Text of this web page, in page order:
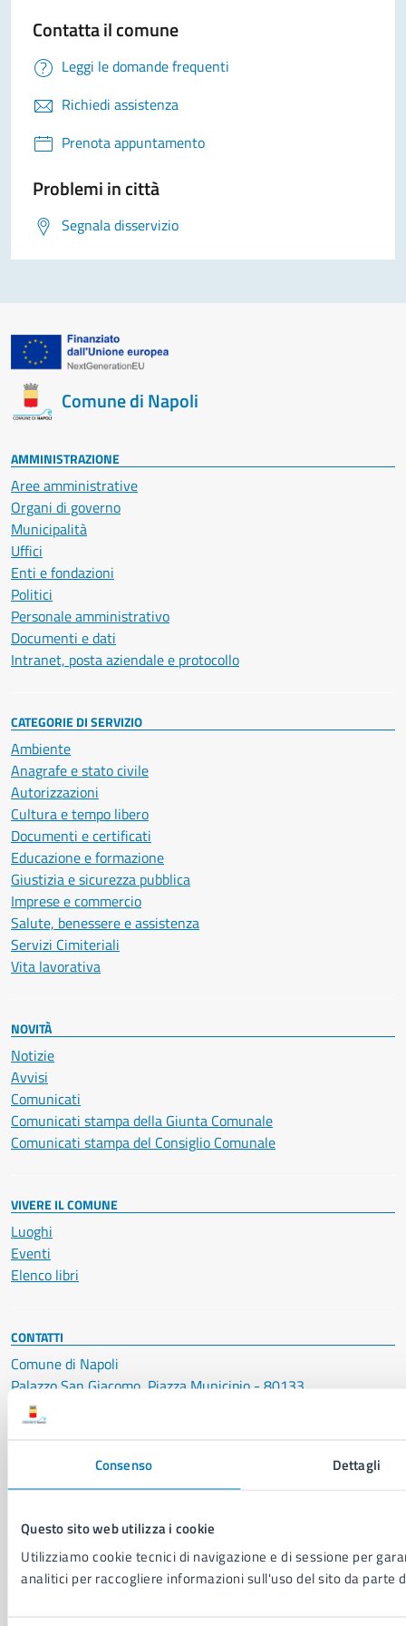
Consenso Dettagli
Questo sito web utilizza i cookie
Utilizziamo cookie tecnici di navigazione e di sessione per
analitici per raccogliere informazioni sull'uso del sito da parte
Contatta il comune
Leggi le domande frequenti
Richiedi assistenza
Prenota appuntamento
Problemi in città
Segnala disservizio
Comune di Napoli
AMMINISTRAZIONE
Aree amministrative
Organi di governo
Municipalità
Uffici
Enti e fondazioni
Politici
Personale amministrativo
Documenti e dati
Intranet, posta aziendale e protocollo
CATEGORIE DI SERVIZIO
Ambiente
Anagrafe e stato civile
Autorizzazioni
Cultura e tempo libero
Documenti e certificati
Educazione e formazione
Giustizia e sicurezza pubblica
Imprese e commercio
Salute, benessere e assistenza
Servizi Cimiteriali
Vita lavorativa
NOVITÀ
Notizie
Avvisi
Comunicati
Comunicati stampa della Giunta Comunale
Comunicati stampa del Consiglio Comunale
VIVERE IL COMUNE
Luoghi
Eventi
Elenco libri
CONTATTI
Comune di Napoli
Palazzo San Giacomo, Piazza Municipio - 80133
P. IVA: 01207650639
LEI: 8156007FF4DEB97ABA09
PEC:urp@pec.comune.napoli.it
Centralino unico:0817951111